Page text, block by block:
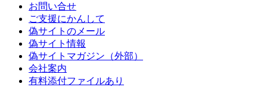
お問い合せ
ご支援にかんして
偽サイトのメール
偽サイト情報
偽サイトマガジン（外部）
会社案内
有料添付ファイルあり